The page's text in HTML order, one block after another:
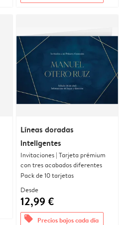
Líneas doradas
inteligentes
Invitaciones | Tarjeta prémium
con tres acabados diferentes
Pack de 10 tarjetas
Desde
12,99 €
offers Precios bajos cada día